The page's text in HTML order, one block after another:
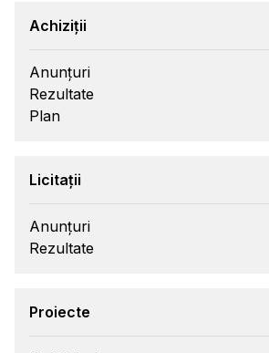
Achiziții
Anunțuri
Rezultate
Plan
Licitații
Anunțuri
Rezultate
Proiecte